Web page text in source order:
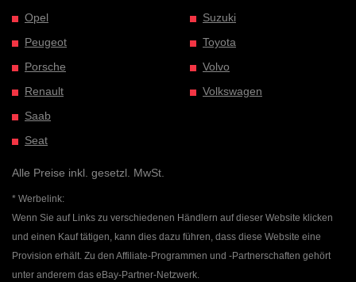
Opel
Peugeot
Porsche
Renault
Saab
Seat
Suzuki
Toyota
Volvo
Volkswagen
Alle Preise inkl. gesetzl. MwSt.
* Werbelink:
Wenn Sie auf Links zu verschiedenen Händlern auf dieser Website klicken
und einen Kauf tätigen, kann dies dazu führen, dass diese Website eine
Provision erhält. Zu den Affiliate-Programmen und -Partnerschaften gehört
unter anderem das eBay-Partner-Netzwerk.